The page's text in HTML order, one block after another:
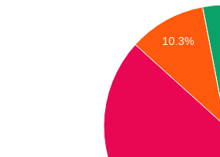
10.3%